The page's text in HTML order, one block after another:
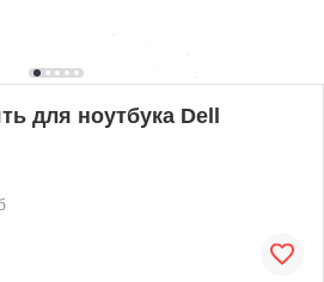
для ноутбука Dell